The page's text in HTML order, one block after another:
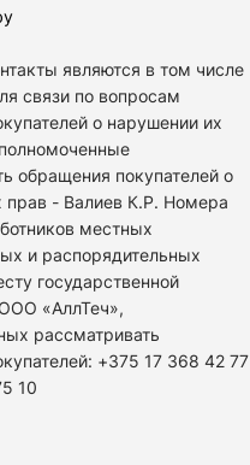
являются в том числе
связи по вопросам
о нарушении их
обращения покупателей о
прав - Валиев К.Р. Номера
местных
и распорядительных
государственной
«АллТеч»,
рассматривать
+375 17 368 42 77
10